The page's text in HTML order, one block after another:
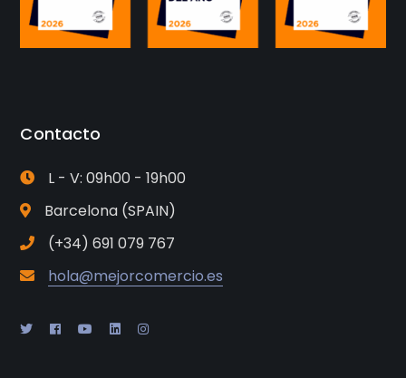
Contacto
L - V: 09h00 - 19h00
Barcelona (SPAIN)
(+34) 691 079 767
hola@mejorcomercio.es